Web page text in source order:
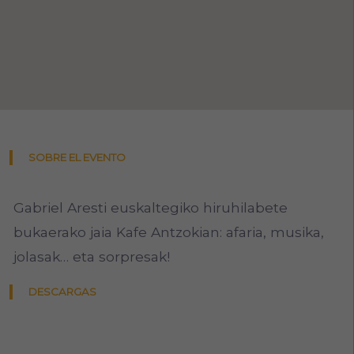
SOBRE EL EVENTO
Gabriel Aresti euskaltegiko hiruhilabete
bukaerako jaia Kafe Antzokian: afaria, musika,
jolasak… eta sorpresak!
DESCARGAS